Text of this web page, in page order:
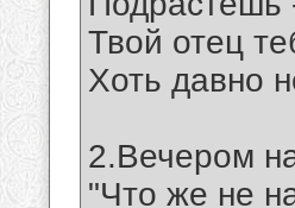
Твой отец
Хоть давно
2.Вечером
"Что же не